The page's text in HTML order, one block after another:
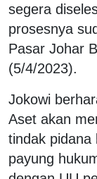
segera
prosesnya
Pasar Johar
(5/4/2023).
Jokowi
Aset akan
tindak pidana
payung